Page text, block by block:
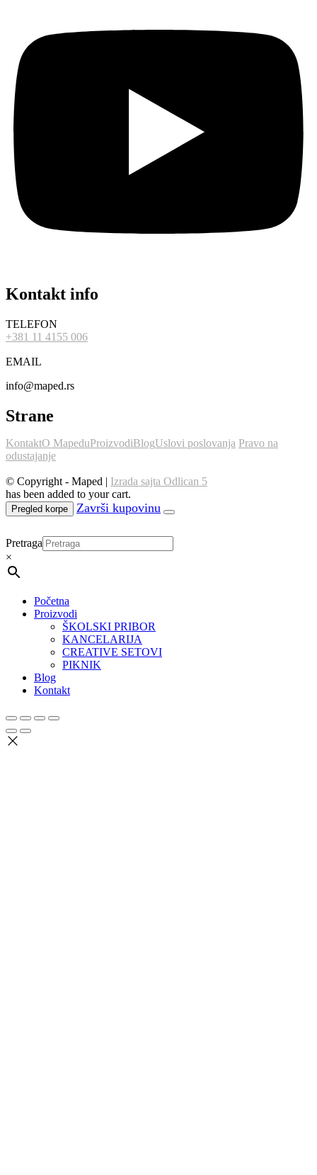
Kontakt info
TELEFON
+381 11 4155 006
EMAIL
info@maped.rs
Strane
KontaktO MapeduProizvodiBlogUslovi poslovanja Pravo na
odustajanje
© Copyright - Maped | Izrada sajta Odlican 5
has been added to your cart.
Pregled korpe
Pretraga
×
Početna
Proizvodi
ŠKOLSKI PRIBOR
KANCELARIJA
CREATIVE SETOVI
PIKNIK
Blog
Kontakt